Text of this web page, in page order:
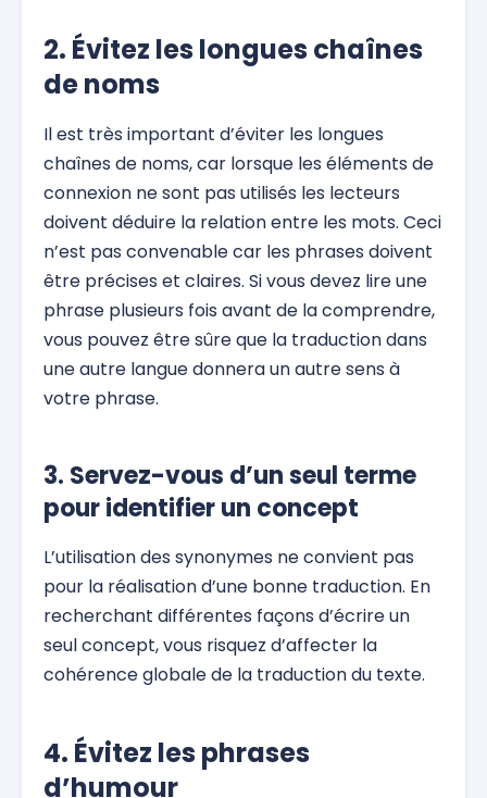
2. Évitez les longues chaînes
de noms
Il est très important d’éviter les longues
chaînes de noms, car lorsque les éléments de
connexion ne sont pas utilisés les lecteurs
doivent déduire la relation entre les mots. Ceci
n’est pas convenable car les phrases doivent
être précises et claires. Si vous devez lire une
phrase plusieurs fois avant de la comprendre,
vous pouvez être sûre que la traduction dans
une autre langue donnera un autre sens à
votre phrase.
3. Servez-vous d’un seul terme
pour identifier un concept
L’utilisation des synonymes ne convient pas
pour la réalisation d’une bonne traduction. En
recherchant différentes façons d’écrire un
seul concept, vous risquez d’affecter la
cohérence globale de la traduction du texte.
4. Évitez les phrases
d’humour